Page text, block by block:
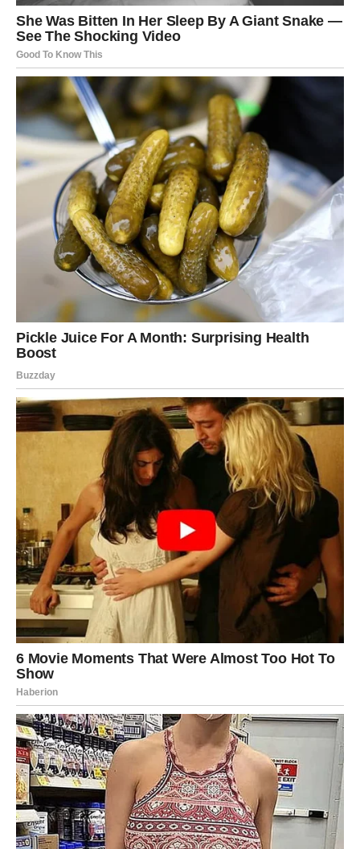
površnosti – sve ide do kraja.
Ako ste u vezi, dolazi do trenutka kada se otkriva prava
priroda odnosa. Ili se povezujete dublje nego ikad – ili se
sve raspada.
Slobodne Škorpije mogu upoznati osobu koja ih fascinira,
ali i plaši svojom snagom.
Neki će morati da preseku odnos koji ih je dugo držao u
emotivnom haosu.
Poruka dana:Bolje kraj nego beskrajna neizvesnost.
STRELAC
ljubavi. Neko ko vam je bio daleko – fizički ili emotivno –
može se približiti.
U vezi, dolazi do razjašnjenja. Ako postoji problem, sada
izlazi na površinu.
Slobodni Strelčevi imaju šansu za novu ljubav, ali samo
ako se oslobode prošlosti.
Neki će shvatiti da su čekali nekoga ko ih nikada nije
birao.
Poruka dana: Ne čekaj nekoga ko ne dolazi.